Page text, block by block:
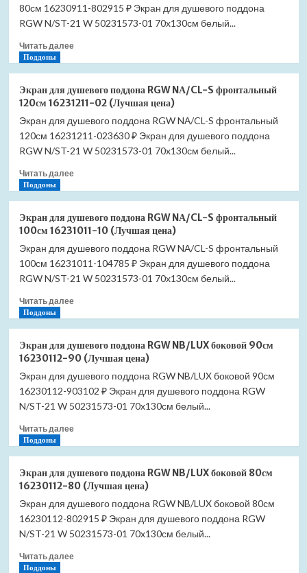
RGW
NА/CL-
фронтальный
16230911-
(Лучшая
80см 16230911-802915 ₽ Экран для душевого поддона
RGW N/ST-21 W 50231573-01 70x130см белый...
Читать далееПрочитать
для
душевого
поддона
RGW
NА/CL-
фронтальный
16230911-
(Лучшая
Поддоны
Экран для душевого поддона RGW NА/CL-S фронтальный
120см 16231211-02 (Лучшая цена)
Экран для душевого поддона RGW NА/CL-S фронтальный
120см 16231211-023630 ₽ Экран для душевого поддона
RGW N/ST-21 W 50231573-01 70x130см белый...
Читать далееПрочитать
для
душевого
поддона
RGW
NА/CL-
фронтальный
16231211-
(Лучшая
цена)
Поддоны
Экран для душевого поддона RGW NА/CL-S фронтальный
100см 16231011-10 (Лучшая цена)
Экран для душевого поддона RGW NА/CL-S фронтальный
100см 16231011-104785 ₽ Экран для душевого поддона
RGW N/ST-21 W 50231573-01 70x130см белый...
Читать далееПрочитать
для
душевого
поддона
RGW
NА/CL-
фронтальный
16231011-
(Лучшая
цена)
Поддоны
Экран для душевого поддона RGW NB/LUX боковой 90см
16230112-90 (Лучшая цена)
Экран для душевого поддона RGW NB/LUX боковой 90см
16230112-903102 ₽ Экран для душевого поддона RGW
N/ST-21 W 50231573-01 70x130см белый...
Читать далееПрочитать
для
душевого
поддона
RGW
NB/LUX
90см
Поддоны
Экран для душевого поддона RGW NB/LUX боковой 80см
16230112-80 (Лучшая цена)
Экран для душевого поддона RGW NB/LUX боковой 80см
16230112-802915 ₽ Экран для душевого поддона RGW
N/ST-21 W 50231573-01 70x130см белый...
Читать далееПрочитать
Поддоны